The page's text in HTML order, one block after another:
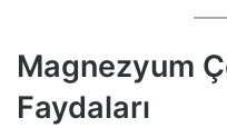
Magnezyum
Faydaları